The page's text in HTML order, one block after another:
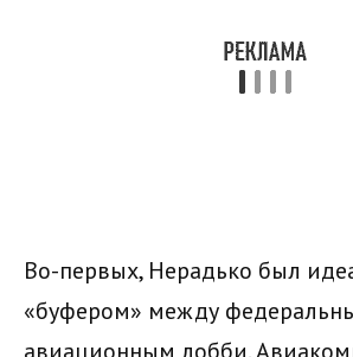
Во-первых, Нерадько был
«буфером» между
авиационным лобби.